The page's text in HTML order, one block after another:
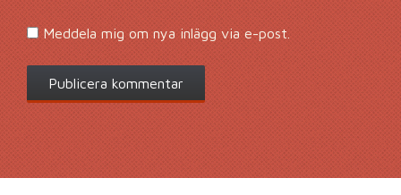
Meddela mig om nya inlägg via e-post.